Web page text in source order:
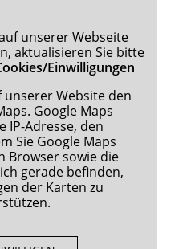
unserer Webseite
aktualisieren Sie bitte
Einwilligungen
Website den
Google Maps
IP-Adresse, den
Sie Google Maps
Browser sowie die
gerade befinden,
der Karten zu